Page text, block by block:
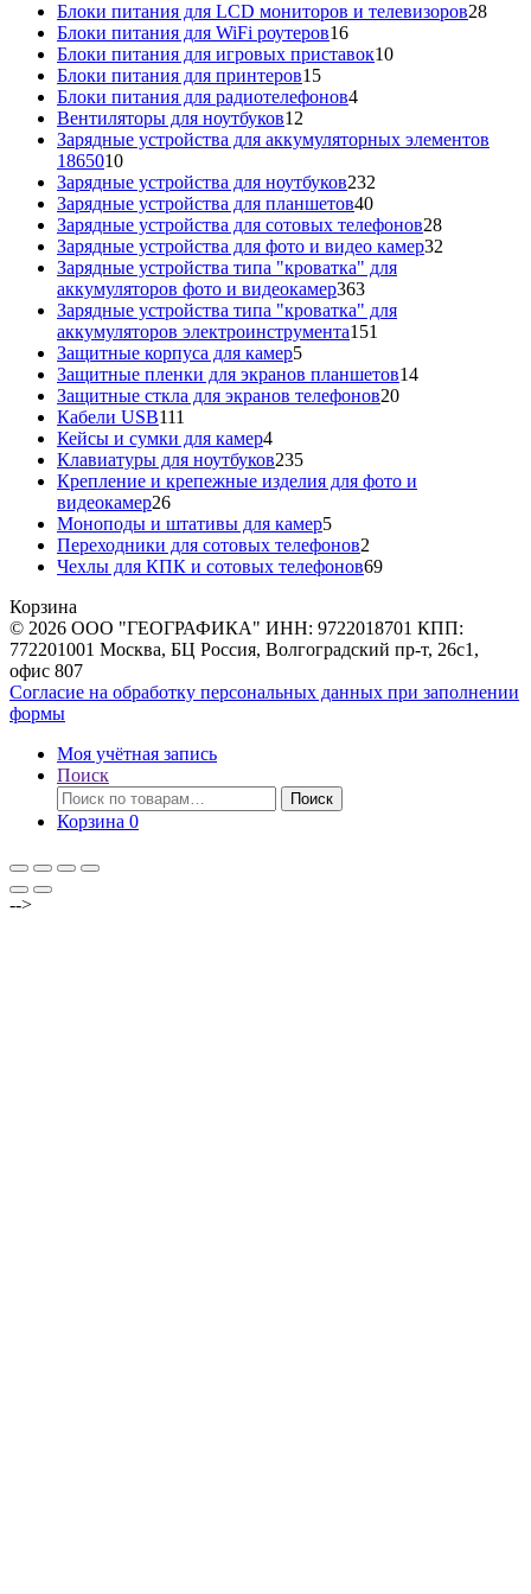
товаров
Блоки питания для LCD мониторов и телевизоров2828
Блоки питания для WiFi роутеров1616
товаров
Блоки питания для игровых приставок1010
Блоки питания для принтеров1515
товаров
Блоки питания для радиотелефонов44
Вентиляторы для ноутбуков12
товаров
Зарядные устройства для аккумуляторных элементов
186501010
товаров
Зарядные устройства для ноутбуков232
Зарядные устройства для планшетов4040
товаров
Зарядные устройства для сотовых телефонов2828
товаров
Зарядные устройства для фото и видео камер32
Зарядные устройства типа "кроватка" для
аккумуляторов фото и видеокамер363363
товара
Зарядные устройства типа "кроватка" для
аккумуляторов электроинструмента151
Защитные корпуса для камер55
товаров
Защитные пленки для экранов планшетов1414
Защитные сткла для экранов телефонов2020
Кабели USB111
товаров
Кейсы и сумки для камер44
товара
Клавиатуры для ноутбуков235235
товаров
Крепление и крепежные изделия для фото и
видеокамер2626
товаров
Моноподы и штативы для камер55
товаров
Переходники для сотовых телефонов2
товара
Чехлы для КПК и сотовых телефонов6969
Корзина
© 2026 ООО "ГЕОГРАФИКА" ИНН: 9722018701 КПП:
772201001 Москва, БЦ Россия, Волгоградский пр-т, 26с1,
офис 807
Согласие на обработку персональных данных при заполнении
формы
Моя учётная запись
Поиск
Искать:
Поиск
Корзина 0
-->